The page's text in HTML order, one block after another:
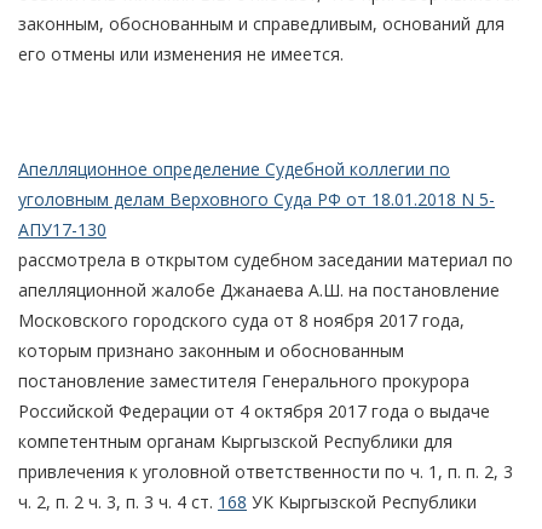
законным, обоснованным и справедливым, оснований для
его отмены или изменения не имеется.
Апелляционное определение Судебной коллегии по
уголовным делам Верховного Суда РФ от 18.01.2018 N 5-
АПУ17-130
рассмотрела в открытом судебном заседании материал по
апелляционной жалобе Джанаева А.Ш. на постановление
Московского городского суда от 8 ноября 2017 года,
которым признано законным и обоснованным
постановление заместителя Генерального прокурора
Российской Федерации от 4 октября 2017 года о выдаче
компетентным органам Кыргызской Республики для
привлечения к уголовной ответственности по ч. 1, п. п. 2, 3
ч. 2, п. 2 ч. 3, п. 3 ч. 4 ст. 168 УК Кыргызской Республики